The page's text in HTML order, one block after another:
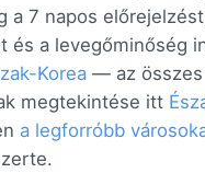
a 7 napos
és a levegőminőség
Korea — az összes
megtekintése itt
a legforróbb